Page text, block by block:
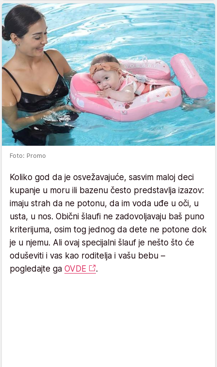
Foto: Promo
Koliko god da je osvežavajuće, sasvim maloj deci
kupanje u moru ili bazenu često predstavlja izazov:
imaju strah da ne potonu, da im voda uđe u oči, u
usta, u nos. Obični šlaufi ne zadovoljavaju baš puno
kriterijuma, osim tog jednog da dete ne potone dok
je u njemu. Ali ovaj specijalni šlauf je nešto što će
oduševiti i vas kao roditelja i vašu bebu –
pogledajte ga OVDE .